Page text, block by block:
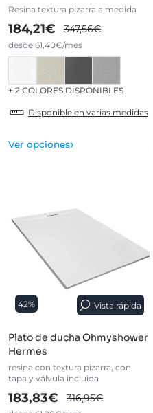
Resina textura pizarra a medida
184,21€ 347,56€
desde 61,40€/mes
+ 2 COLORES DISPONIBLES
Disponible en varias medidas
Ver opciones›
42% Vista rápida
Plato de ducha Ohmyshower
Hermes
resina con textura pizarra, con
tapa y válvula incluida
183,83€ 316,95€